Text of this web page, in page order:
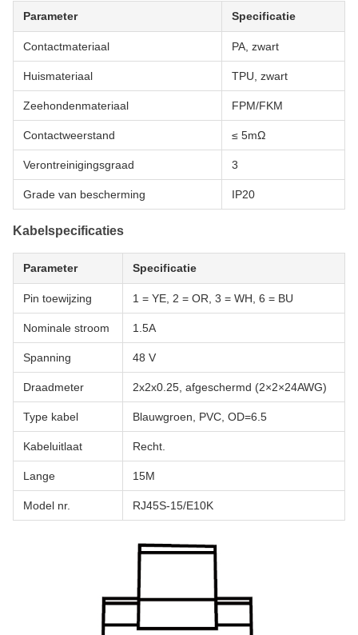
Parameter Specificatie
Contactmateriaal PA, zwart
Huismateriaal TPU, zwart
Zeehondenmateriaal FPM/FKM
Contactweerstand ≤ 5mΩ
Verontreinigingsgraad 3
Grade van bescherming IP20
Kabelspecificaties
Parameter Specificatie
Pin toewijzing 1 = YE, 2 = OR, 3 = WH, 6 = BU
Nominale stroom 1.5A
Spanning 48 V
Draadmeter 2x2x0.25, afgeschermd (2×2×24AWG)
Type kabel Blauwgroen, PVC, OD=6.5
Kabeluitlaat Recht.
Lange 15M
Model nr. RJ45S-15/E10K